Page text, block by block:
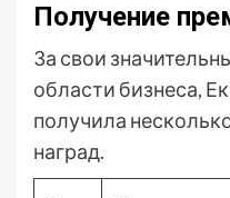
Получение
За свои
области бизнеса,
получила
наград.